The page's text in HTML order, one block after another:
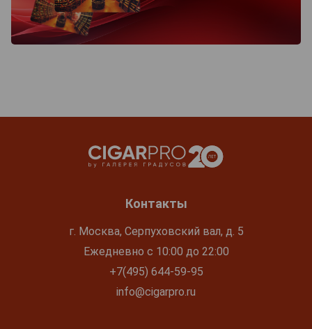
Контакты
г. Москва, Серпуховский вал, д. 5
Ежедневно с 10:00 до 22:00
+7(495) 644-59-95
info@cigarpro.ru